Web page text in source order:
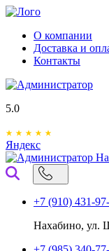
О компании
Доставка и
Контакты
5.0
Яндекс
+7 (910) 431-
Нахабино, ул.